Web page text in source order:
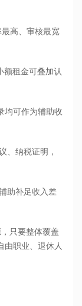
高、审核最宽
额租金可叠加认
均可作为辅助收
、纳税证明，
助补足收入差
只要整体覆盖
由职业、退休人